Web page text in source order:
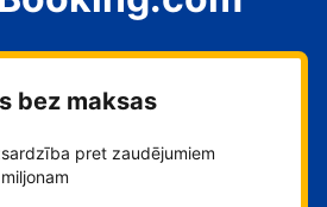
bez maksas
pret zaudējumiem